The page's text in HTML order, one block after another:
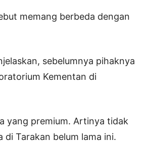
memang berbeda dengan
sebelumnya pihaknya
Kementan di
yang premium. Artinya tidak
di Tarakan belum lama ini.